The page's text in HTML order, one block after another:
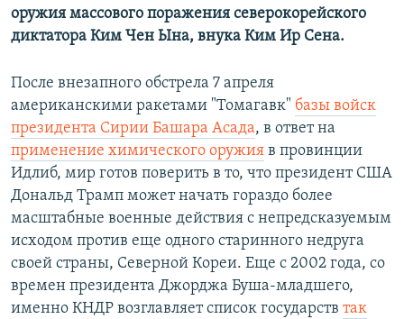
оружия массового поражения северокорейского
диктатора Ким Чен Ына, внука Ким Ир Сена.
После внезапного обстрела 7 апреля
американскими ракетами "Томагавк" базы войск
президента Сирии Башара Асада, в ответ на
применение химического оружия в провинции
Идлиб, мир готов поверить в то, что президент США
Дональд Трамп может начать гораздо более
масштабные военные действия с непредсказуемым
исходом против еще одного старинного недруга
своей страны, Северной Кореи. Еще с 2002 года, со
времен президента Джорджа Буша-младшего,
именно КНДР возглавляет список государств так